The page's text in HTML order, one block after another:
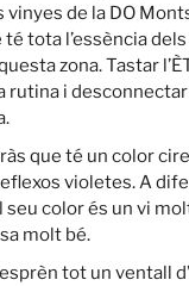
vinyes de la DO
tota l’essència
zona. Tastar
rutina i
que té un color
violetes. A
seu color és un vi
molt bé.
tot un ventall